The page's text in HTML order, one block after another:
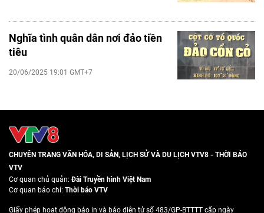
Nghĩa tình quân dân nơi đảo tiền
tiêu
20/06/2025 19:01 GMT+7
CHUYÊN TRANG VĂN HÓA, DI SẢN, LỊCH SỬ VÀ DU LỊCH VTV8 - THỜI BÁO
VTV
Cơ quan chủ quản:Đài Truyền hình Việt Nam
Cơ quan báo chí: Thời báo VTV
Giấy phép hoạt động báo in và báo điện tử số 483/GP-BTTTT cấp ngày